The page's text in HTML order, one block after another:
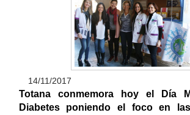
14/11/2017
Totana conmemora hoy el Día
Diabetes poniendo el foco en